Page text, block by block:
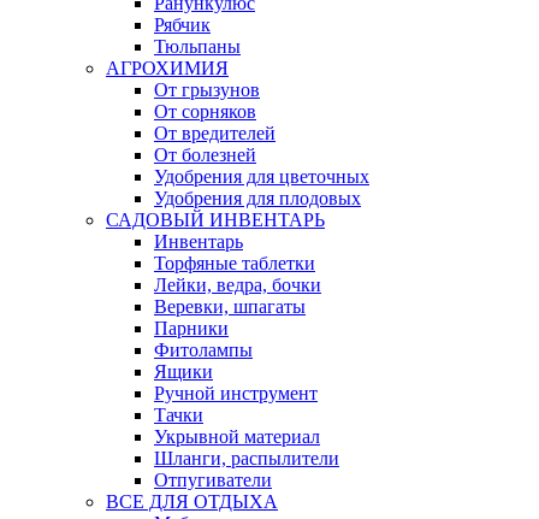
Рябчик
Тюльпаны
АГРОХИМИЯ
От грызунов
От сорняков
От вредителей
От болезней
Удобрения для цветочных
Удобрения для плодовых
САДОВЫЙ ИНВЕНТАРЬ
Инвентарь
Торфяные таблетки
Лейки, ведра, бочки
Веревки, шпагаты
Парники
Фитолампы
Ящики
Ручной инструмент
Тачки
Укрывной материал
Шланги, распылители
Отпугиватели
ВСЕ ДЛЯ ОТДЫХА